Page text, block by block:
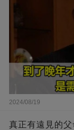
2024/08/19
真正有遠見的